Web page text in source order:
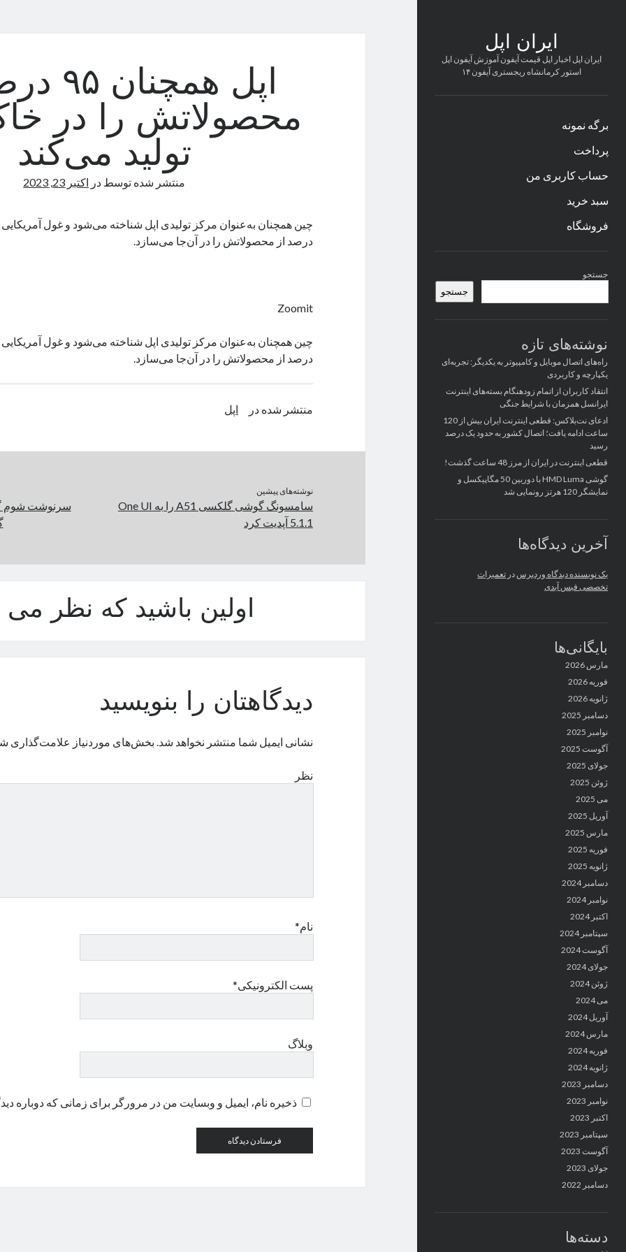
ایران اپل
ایران اپل اخبار اپل قیمت آیفون آموزش آیفون اپل
استور کرمانشاه ریجستری آیفون ۱۴
برگه نمونه
پرداخت
حساب کاربری من
سبد خرید
فروشگاه
کناری
جستجو
جستجو
نوشته‌های تازه
راه‌های اتصال موبایل و کامپیوتر به یکدیگر: تجربه‌ای
یکپارچه و کاربردی
انتقاد کاربران از اتمام زودهنگام بسته‌های اینترنت
ایرانسل همزمان با شرایط جنگی
ادعای نت‌بلاکس: قطعی اینترنت ایران بیش از 120
ساعت ادامه یافت؛ اتصال کشور به حدود یک درصد
رسید
قطعی اینترنت در ایران از مرز 48 ساعت گذشت!
گوشی HMD Luma با دوربین 50 مگاپیکسل و
نمایشگر 120 هرتز رونمایی شد
آخرین دیدگاه‌ها
یک نویسنده دیدگاه وردپرس در تعمیرات
تخصصی فیس آیدی
بایگانی‌ها
مارس 2026
فوریه 2026
ژانویه 2026
دسامبر 2025
نوامبر 2025
آگوست 2025
جولای 2025
ژوئن 2025
می 2025
آوریل 2025
مارس 2025
فوریه 2025
ژانویه 2025
دسامبر 2024
نوامبر 2024
اکتبر 2024
سپتامبر 2024
آگوست 2024
جولای 2024
ژوئن 2024
می 2024
آوریل 2024
مارس 2024
فوریه 2024
ژانویه 2024
دسامبر 2023
نوامبر 2023
اکتبر 2023
سپتامبر 2023
آگوست 2023
جولای 2023
دسامبر 2022
دسته‌ها
اپل
محصولاتش را در
تولید می‌کند
منتشر شده توسط در اکتبر 23, 2023
درصد از محصولاتش را در آن‌جا می‌سازد.
Zoomit
درصد از محصولاتش را در آن‌جا می‌سازد.
منتشر شده در اپل
نوشته‌های پیشین
سامسونگ گوشی گلکسی A51 را به One UI
5.1.1 آپدیت کرد
اولین باشید که نظر می
دیدگاهتان را بنویسید
نشانی ایمیل شما منتشر نخواهد شد. بخش‌های موردنیاز علامت‌گذاری
نظر
نام*
پست الکترونیکی*
وبلاگ
ذخیره نام، ایمیل و وبسایت من در مرورگر برای زمانی که دوباره